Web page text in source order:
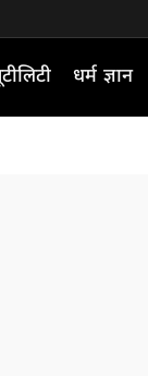
धर्म ज्ञान